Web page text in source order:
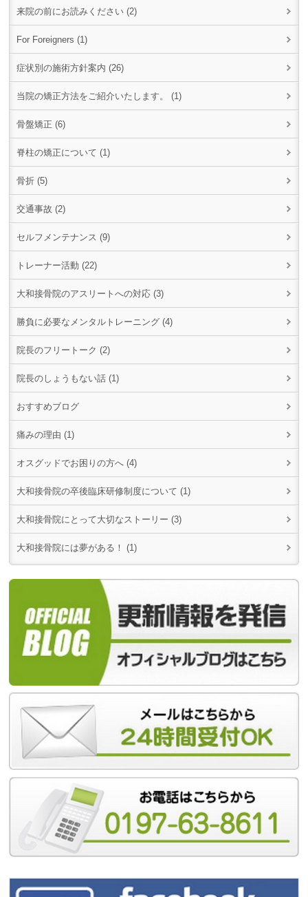
来院の前にお読みください (2)
For Foreigners (1)
症状別の施術方針案内 (26)
当院の矯正方法をご紹介いたします。 (1)
骨盤矯正 (6)
脊柱の矯正について (1)
骨折 (5)
交通事故 (2)
セルフメンテナンス (9)
トレーナー活動 (22)
大和接骨院のアスリートへの対応 (3)
勝負に必要なメンタルトレーニング (4)
院長のフリートーク (2)
院長のしょうもない話 (1)
おすすめブログ
痛みの理由 (1)
オスグッドでお困りの方へ (4)
大和接骨院の卒後臨床研修制度について (1)
大和接骨院にとって大切なストーリー (3)
大和接骨院には夢がある！ (1)